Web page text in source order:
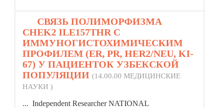
СВЯЗЬ ПОЛИМОРФИЗМА
CHEK2 ILE157THR С
ИММУНОГИСТОХИМИЧЕСКИМ
ПРОФИЛЕМ (ER, PR, HER2/NEU, KI-
67) У ПАЦИЕНТОК УЗБЕКСКОЙ
ПОПУЛЯЦИИ (14.00.00 МЕДИЦИНСКИЕ
НАУКИ )
... Independent Researcher NATIONAL